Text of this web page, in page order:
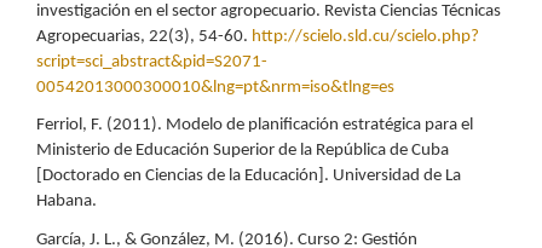
investigación en el sector agropecuario. Revista Ciencias Técnicas
Agropecuarias, 22(3), 54-60. http://scielo.sld.cu/scielo.php?
script=sci_abstract&pid=S2071-
00542013000300010&lng=pt&nrm=iso&tlng=es
Ferriol, F. (2011). Modelo de planificación estratégica para el
Ministerio de Educación Superior de la República de Cuba
[Doctorado en Ciencias de la Educación]. Universidad de La
Habana.
García, J. L., & González, M. (2016). Curso 2: Gestión